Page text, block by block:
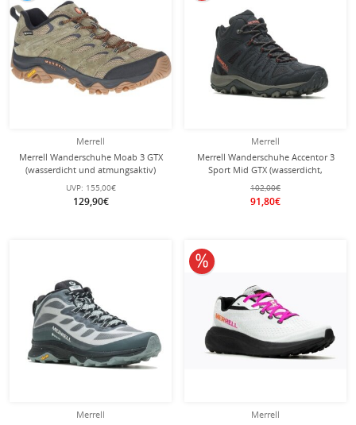
Merrell
Merrell Wanderschuhe Moab 3 GTX
(wasserdicht und atmungsaktiv)
olivegrün Herren
UVP: 155,00€
129,90€
Merrell
Merrell Wanderschuhe Accentor 3
Sport Mid GTX (wasserdicht,
atmungsaktiv) grau/schwarz Herren
102,00€
91,80€
Merrell
Merrell
10% reduziert